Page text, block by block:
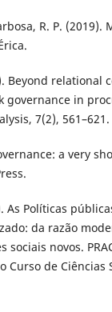
R. P. (2019).
Beyond relational
governance in
7(2), 561–621.
a very
As Políticas
da razão
sociais novos.
Curso de Ciências